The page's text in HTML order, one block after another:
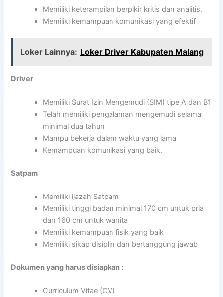
Memiliki keterampilan berpikir kritis dan analitis.
Memiliki kemampuan komunikasi yang efektif
Loker Lainnya: Loker Driver Kabupaten Malang
Driver
Memiliki Surat Izin Mengemudi (SIM) tipe A dan B1
Telah memiliki pengalaman mengemudi selama
minimal dua tahun
Mampu bekerja dalam waktu yang lama
Kemampuan komunikasi yang baik.
Satpam
Memiliki ijazah Satpam
Memiliki tinggi badan minimal 170 cm untuk pria
dan 160 cm untuk wanita
Memiliki kemampuan fisik yang baik
Memiliki sikap disiplin dan bertanggung jawab
Dokumen yang harus disiapkan :
Curriculum Vitae (CV)